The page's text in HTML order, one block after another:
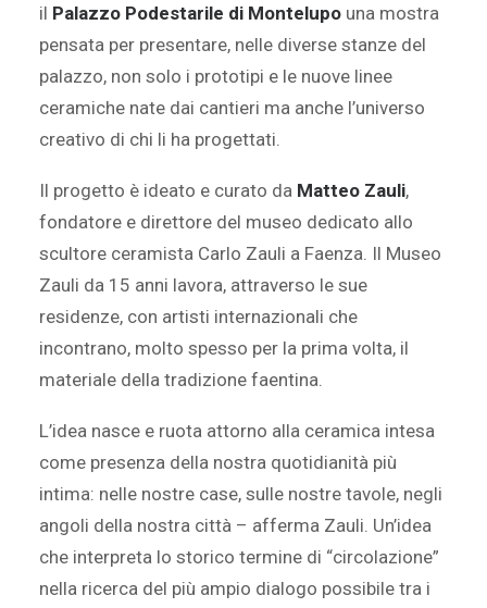
il Palazzo Podestarile di Montelupo una mostra
pensata per presentare, nelle diverse stanze del
palazzo, non solo i prototipi e le nuove linee
ceramiche nate dai cantieri ma anche l’universo
creativo di chi li ha progettati.
Il progetto è ideato e curato da Matteo Zauli,
fondatore e direttore del museo dedicato allo
scultore ceramista Carlo Zauli a Faenza. Il Museo
Zauli da 15 anni lavora, attraverso le sue
residenze, con artisti internazionali che
incontrano, molto spesso per la prima volta, il
materiale della tradizione faentina.
L’idea nasce e ruota attorno alla ceramica intesa
come presenza della nostra quotidianità più
intima: nelle nostre case, sulle nostre tavole, negli
angoli della nostra città – afferma Zauli. Un’idea
che interpreta lo storico termine di “circolazione”
nella ricerca del più ampio dialogo possibile tra i